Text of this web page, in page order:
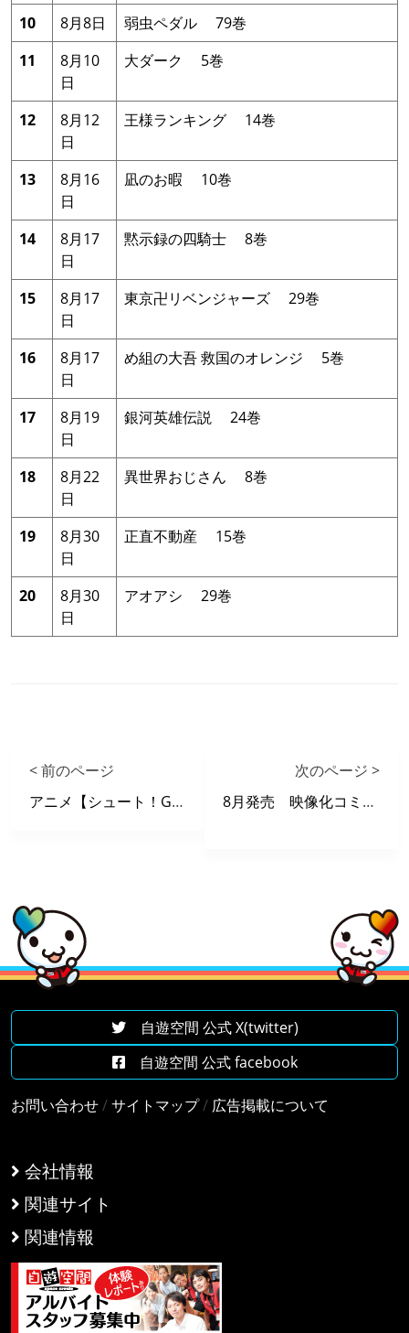
10
8月8日
弱虫ペダル 79巻
11
8月10
日
大ダーク 5巻
12
8月12
日
王様ランキング 14巻
13
8月16
日
凪のお暇 10巻
14
8月17
日
黙示録の四騎士 8巻
15
8月17
日
東京卍リベンジャーズ 29巻
16
8月17
日
め組の大吾 救国のオレンジ 5巻
17
8月19
日
銀河英雄伝説 24巻
18
8月22
日
異世界おじさん 8巻
19
8月30
日
正直不動産 15巻
20
8月30
日
アオアシ 29巻
< 前のページ
アニメ【シュート！Goal to the Future】 X 自遊空間 タイアップキャンペーン
次のページ >
8月発売 映像化コミック
会社情報
関連サイト
関連情報
自遊空間 公式 X(twitter)
自遊空間 公式 facebook
お問い合わせ/サイトマップ/ 広告掲載について